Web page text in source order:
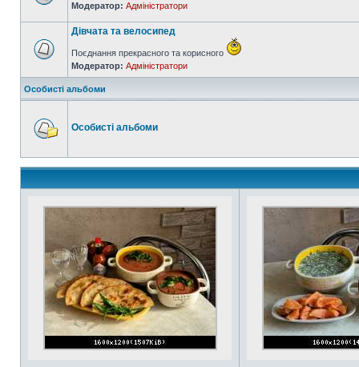
Модератор: Адміністратори
Дівчата та велосипед
Поєднання прекрасного та корисного
Модератор: Адміністратори
Особисті альбоми
Особисті альбоми